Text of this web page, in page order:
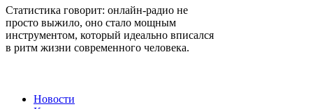
Статистика говорит: онлайн-радио не
просто выжило, оно стало мощным
инструментом, который идеально вписался
в ритм жизни современного человека.
Новости